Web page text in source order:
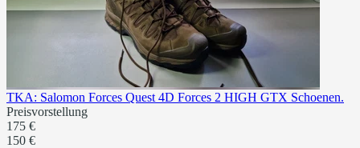
TKA: Salomon Forces Quest 4D Forces 2 HIGH GTX Schoenen.
Preisvorstellung
175 €
150 €